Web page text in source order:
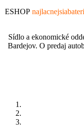
ESHOP
Sídlo a ekonomické
Bardejov. O predaj